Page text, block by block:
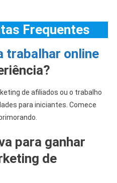
Frequentes
trabalhar online
de afiliados ou o trabalho
para iniciantes. Comece
para ganhar
de